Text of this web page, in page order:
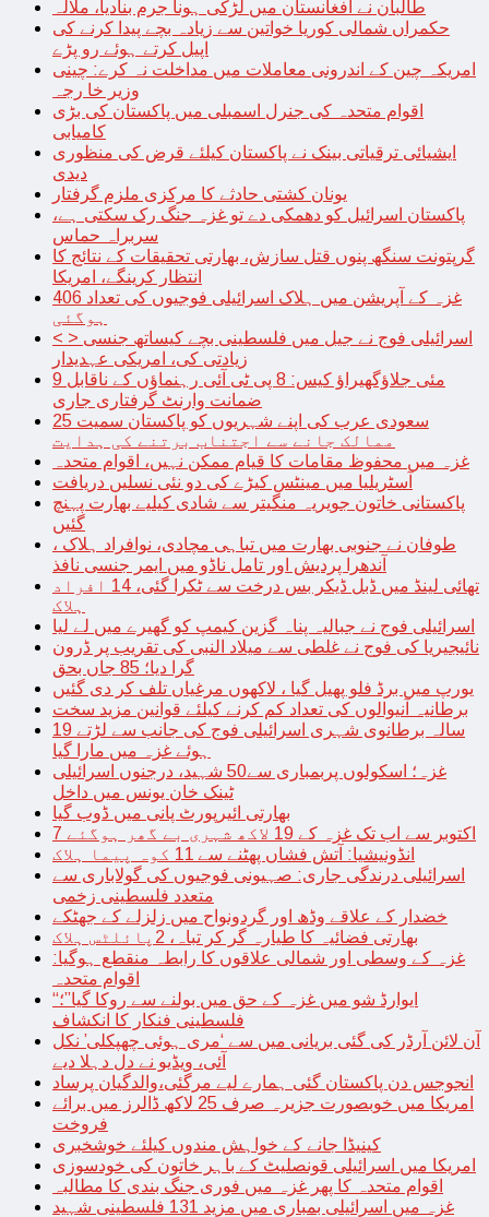
طالبان نے افغانستان میں لڑکی ہونا جرم بنادیا، ملالہ
حکمراں شمالی کوریا خواتین سے زیادہ بچے پیدا کرنے کی
اپیل کرتے ہوئے رو پڑے
امریکہ چین کے اندرونی معاملات میں مداخلت نہ کرے: چینی
وزیر خا رجہ
اقوام متحدہ کی جنرل اسمبلی میں پاکستان کی بڑی
کامیابی
ایشیائی ترقیاتی بینک نے پاکستان کیلئے قرض کی منظوری
دیدی
یونان کشتی حادثے کا مرکزی ملزم گرفتار
پاکستان اسرائیل کو دھمکی دے تو غزہ جنگ رک سکتی ہے،
سربراہ حماس
گرپتونت سنگھ پنوں قتل سازش، بھارتی تحقیقات کے نتائج کا
انتظار کرینگے، امریکا
غزہ کے آپریشن میں ہلاک اسرائیلی فوجیوں کی تعداد 406
ہوگئی
< > اسرائیلی فوج نے جیل میں فلسطینی بچے کیساتھ جنسی
زیادتی کی، امریکی عہدیدار
9 مئی جلاؤگھیراؤ کیس: 8 پی ٹی آئی رہنماؤں کے ناقابل
ضمانت وارنٹ گرفتاری جاری
سعودی عرب کی اپنے شہریوں کو پاکستان سمیت 25
ممالک جانے سے اجتناب برتنے کی ہدایت
غزہ میں محفوظ مقامات کا قیام ممکن نہیں، اقوام متحدہ
آسٹریلیا میں مینٹس کیڑے کی دو نئی نسلیں دریافت
پاکستانی خاتون جویریہ منگیتر سے شادی کیلیے بھارت پہنچ
گئیں
طوفان نے جنوبی بھارت میں تباہی مچادی، نوافراد ہلاک ،
آندھرا پردیش اور تامل ناڈو میں ایمر جنسی نافذ
تھائی لینڈ میں ڈبل ڈیکر بس درخت سے ٹکرا گئی، 14 افراد
ہلاک
اسرائیلی فوج نے جبالیہ پناہ گزین کیمپ کو گھیرے میں لے لیا
نائیجیریا کی فوج نے غلطی سے میلاد النبی کی تقریب پر ڈرون
گرا دیا؛ 85 جاں بحق
یورپ میں برڈ فلو پھیل گیا ، لاکھوں مرغیاں تلف کر دی گئیں
برطانیہ آنیوالوں کی تعداد کم کرنے کیلئے قوانین مزید سخت
19 سالہ برطانوی شہری اسرائیلی فوج کی جانب سے لڑتے
ہوئے غزہ میں مارا گیا
غزہ؛ اسکولوں پربمباری سے50 شہید، درجنوں اسرائیلی
ٹینک خان یونس میں داخل
بھارتی ائیرپورٹ پانی میں ڈوب گیا
7 اکتوبر سے اب تک غزہ کے 19 لاکھ شہری بے گھر ہوگئے
انڈونیشیا: آتش فشاں پھٹنے سے 11 کوہ پیما ہلاک
اسرائیلی درندگی جاری: صہیونی فوجیوں کی گولاباری سے
متعدد فلسطینی زخمی
خضدار کے علاقے وڈھ اور گردونواح میں زلزلے کے جھٹکے
بھارتی فضائیہ کا طیارہ گر کر تباہ، 2پائلٹس ہلاک
غزہ کے وسطی اور شمالی علاقوں کا رابطہ منقطع ہوگیا:
اقوام متحدہ
“ایوارڈ شو میں غزہ کے حق میں بولنے سے روکا گیا”؛
فلسطینی فنکار کا انکشاف
آن لائن آرڈر کی گئی بریانی میں سے ‘مری ہوئی چھپکلی’ نکل
آئی، ویڈیو نے دل دہلا دیے
انجوجس دن پاکستان گئی ہمارے لیے مرگئی،والدگیان پرساد
امریکا میں خوبصورت جزیرہ صرف 25 لاکھ ڈالرز میں برائے
فروخت
کینیڈا جانے کے خواہش مندوں کیلئے خوشخبری
امریکا میں اسرائیلی قونصلیٹ کے باہر خاتون کی خودسوزی
اقوام متحدہ کا پھر غزہ میں فوری جنگ بندی کا مطالبہ
غزہ میں اسرائیلی بمباری میں مزید 131 فلسطینی شہید